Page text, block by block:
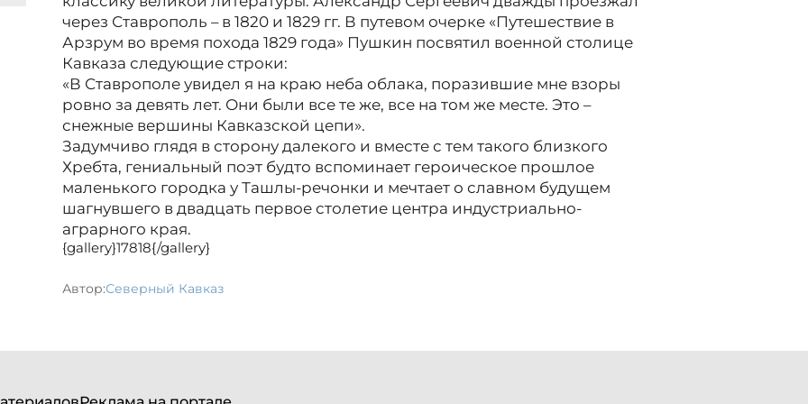
через Ставрополь – в 1820 и 1829 гг. В путевом очерке «Путешествие в
Арзрум во время похода 1829 года» Пушкин посвятил военной столице
Кавказа следующие строки:
«В Ставрополе увидел я на краю неба облака, поразившие мне взоры
ровно за девять лет. Они были все те же, все на том же месте. Это –
снежные вершины Кавказской цепи».
Задумчиво глядя в сторону далекого и вместе с тем такого близкого
Хребта, гениальный поэт будто вспоминает героическое прошлое
маленького городка у Ташлы-речонки и мечтает о славном будущем
шагнувшего в двадцать первое столетие центра индустриально-
аграрного края.
{gallery}17818{/gallery}
Автор:Северный Кавказ